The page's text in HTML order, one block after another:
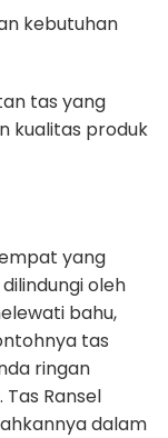
kebutuhan
tas yang
kualitas produk
yang
oleh
bahu,
tas
ringan
Ransel
dalam